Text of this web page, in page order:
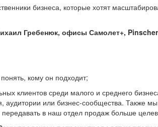
бизнеса, которые хотят
Гребенюк, офисы Самолет+, Pinscher
кому он подходит;
клиентов среди малого и среднего
аудитории или бизнес-сообщества. Также
в наш отдел продаж больше